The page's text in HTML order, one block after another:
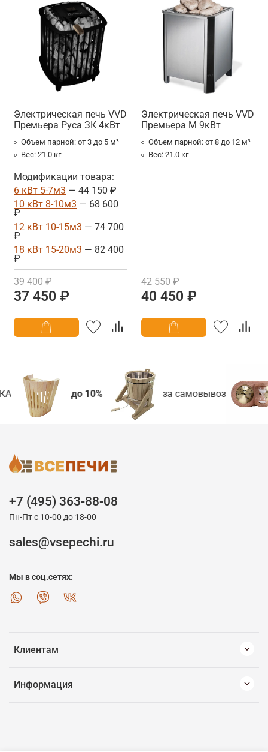
Электрическая печь VVD
Премьера Руса ЗК 4кВт
Объем парной: от 3 до 5 м³
Вес: 21.0 кг
Модификации товара:
6 кВт 5-7м3 — 44 150 ₽
10 кВт 8-10м3 — 68 600
₽
12 кВт 10-15м3 — 74 700
₽
18 кВт 15-20м3 — 82 400
₽
39 400 ₽
37 450 ₽
Электрическая печь VVD
Премьера М 9кВт
Объем парной: от 8 до 12 м³
Вес: 21.0 кг
42 550 ₽
40 450 ₽
до 10% за самовывоз
Клиентам
Информация
+7 (495) 363-88-08
Пн-Пт с 10-00 до 18-00
sales@vsepechi.ru
Мы в соц.сетях: